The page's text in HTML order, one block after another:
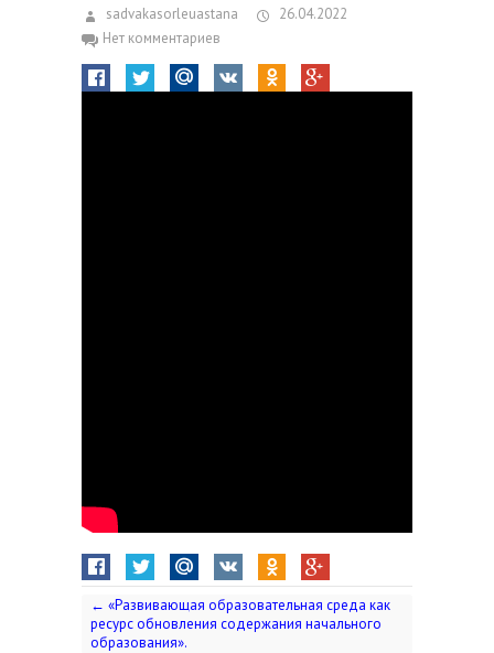
sadvakasorleuastana
26.04.2022
Нет комментариев
← «Развивающая образовательная среда как
ресурс обновления содержания начального
образования».